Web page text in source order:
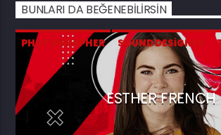
BUNLARI DA BEĞENEBILIRSIN
PHOTOGRAPHER SOUND DESIGNER
ESTHER FRENCH